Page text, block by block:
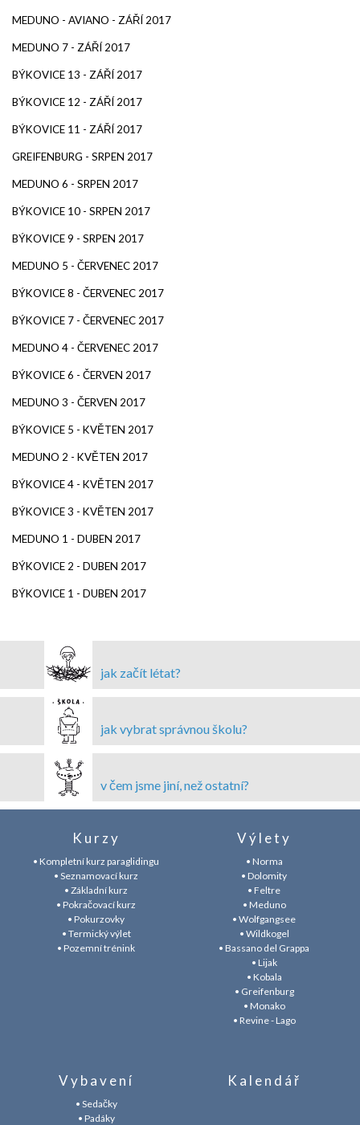
MEDUNO - AVIANO - ZÁŘÍ 2017
MEDUNO 7 - ZÁŘÍ 2017
BÝKOVICE 13 - ZÁŘÍ 2017
BÝKOVICE 12 - ZÁŘÍ 2017
BÝKOVICE 11 - ZÁŘÍ 2017
GREIFENBURG - SRPEN 2017
MEDUNO 6 - SRPEN 2017
BÝKOVICE 10 - SRPEN 2017
BÝKOVICE 9 - SRPEN 2017
MEDUNO 5 - ČERVENEC 2017
BÝKOVICE 8 - ČERVENEC 2017
BÝKOVICE 7 - ČERVENEC 2017
MEDUNO 4 - ČERVENEC 2017
BÝKOVICE 6 - ČERVEN 2017
MEDUNO 3 - ČERVEN 2017
BÝKOVICE 5 - KVĚTEN 2017
MEDUNO 2 - KVĚTEN 2017
BÝKOVICE 4 - KVĚTEN 2017
BÝKOVICE 3 - KVĚTEN 2017
MEDUNO 1 - DUBEN 2017
BÝKOVICE 2 - DUBEN 2017
BÝKOVICE 1 - DUBEN 2017
jak začít létat?
jak vybrat správnou školu?
v čem jsme jiní, než ostatní?
Kurzy
• Kompletní kurz paraglidingu
• Seznamovací kurz
• Základní kurz
• Pokračovací kurz
• Pokurzovky
• Termický výlet
• Pozemní trénink
Výlety
• Norma
• Dolomity
• Feltre
• Meduno
• Wolfgangsee
• Wildkogel
• Bassano del Grappa
• Lijak
• Kobala
• Greifenburg
• Monako
• Revine - Lago
Vybavení
• Sedačky
• Padáky
Kalendář